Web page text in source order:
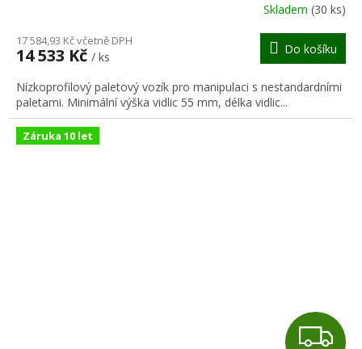
M
A
Skladem (30 ks)
17 584,93 Kč včetně DPH
14 533 Kč / ks
Do košíku
Nízkoprofilový paletový vozík pro manipulaci s nestandardními
paletami. Minimální výška vidlic 55 mm, délka vidlic...
Záruka 10 let
Z